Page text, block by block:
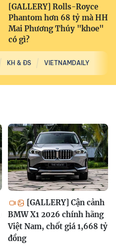
[GALLERY] Rolls-Royce
Phantom hơn 68 tỷ mà HH
Mai Phương Thúy "khoe"
có gì?
KH & ĐS VIETNAMDAILY
[GALLERY] Cận cảnh
BMW X1 2026 chính hãng
Việt Nam, chốt giá 1,668 tỷ
đồng